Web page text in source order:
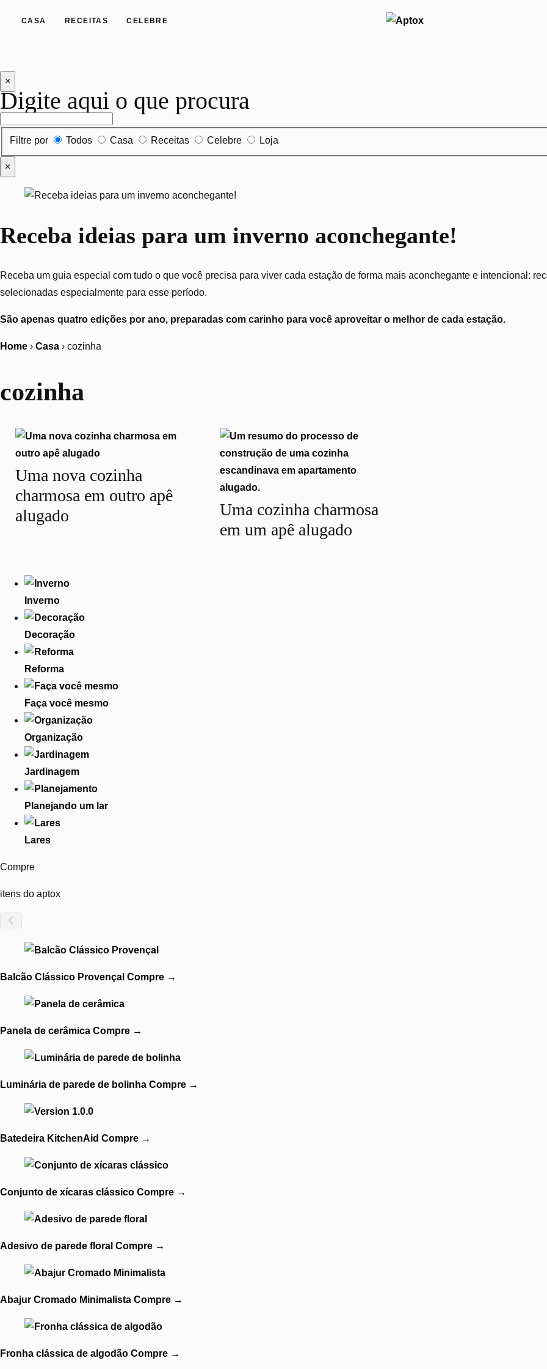
CASA RECEITAS CELEBRE
×
Digite aqui o que procura
Filtrar por tipo de conteúdo
Filtre por Todos Casa Receitas Celebre Loja
×
Receba ideias para um inverno aconchegante!
Receba um guia especial com tudo o que você precisa para viver cada estação de forma mais aconchegante e intencional:
selecionadas especialmente para esse período.
São apenas quatro edições por ano, preparadas com carinho para você aproveitar o melhor de cada estação.
Home › Casa › cozinha
cozinha
Uma nova cozinha
charmosa em outro apê
alugado
Uma cozinha charmosa
em um apê alugado
Inverno
Decoração
Reforma
Faça você mesmo
Organização
Jardinagem
Planejando um lar
Lares
Compre
itens do aptox
Balcão Clássico Provençal Compre →
Panela de cerâmica Compre →
Luminária de parede de bolinha Compre →
Batedeira KitchenAid Compre →
Conjunto de xícaras clássico Compre →
Adesivo de parede floral Compre →
Abajur Cromado Minimalista Compre →
Fronha clássica de algodão Compre →